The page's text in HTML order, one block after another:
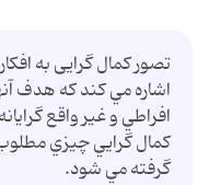
تصور کمال گرایی به
اشاره مي كند كه هدف
افراطي و غير واقع
كمال گرايي چيزي
گرفته مي شود.